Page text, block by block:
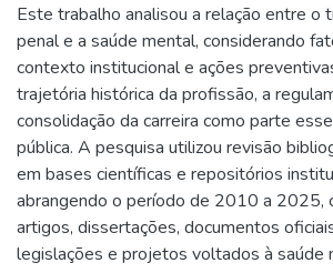
Este trabalho analisou a relação entre o
penal e a saúde mental, considerando
contexto institucional e ações
trajetória histórica da profissão, a
consolidação da carreira como parte
pública. A pesquisa utilizou revisão
em bases científicas e repositórios
abrangendo o período de 2010 a 2025,
artigos, dissertações, documentos
legislações e projetos voltados à saúde